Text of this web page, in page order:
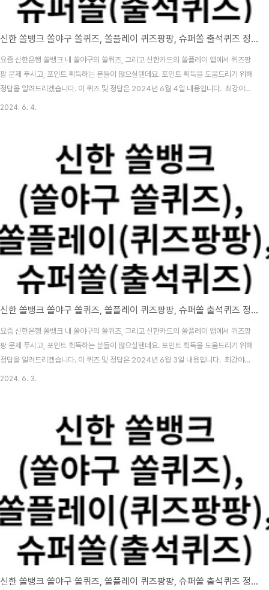
신한 쏠뱅크 쏠야구 쏠퀴즈, 쏠플레이 퀴즈팡팡, 슈퍼쏠 출석퀴즈 정답 6월 4일
요즘 신한은행 쏠뱅크 내 쏠야구의 쏠퀴즈, 그리고 신한카드의 쏠플레이 앱에서 퀴즈팡
팡 문제 푸시고, 포인트 획득하는 분들이 많으실텐데요. 포인트 획득을 도움드리기 위해
정답을 알려드리겠습니다. 이 퀴즈 및 정답은 2024년 6월 4일 내용입니다. 최강야구
시즌3 방송시간, 선수, 전적 총정리 목차 신한 쏠뱅크 쏠야구(쏠퀴즈) 6월 4일 문제 및
2024 KBO 프로야구, 자동투구판정(ABS) 시스템 도입! 기계가 스트라이크 볼 판정
2024 KBO는 이사회를 열고, 금년부터 도입할 제도를 확정지었습니다. 제도에는 눈여
2024. 6. 4.
신한 쏠뱅크 쏠야구 쏠퀴즈, 쏠플레이 퀴즈팡팡, 슈퍼쏠 출석퀴즈 정답 6월 3일
요즘 신한은행 쏠뱅크 내 쏠야구의 쏠퀴즈, 그리고 신한카드의 쏠플레이 앱에서 퀴즈팡
팡 문제 푸시고, 포인트 획득하는 분들이 많으실텐데요. 포인트 획득을 도움드리기 위해
정답을 알려드리겠습니다. 이 퀴즈 및 정답은 2024년 6월 3일 내용입니다. 최강야구
시즌3 방송시간, 선수, 전적 총정리 목차 신한 쏠뱅크 쏠야구(쏠퀴즈) 6월 3일 문제 및
자동투구판정(ABS) 시스템 도입! 기계가 스트라이크 볼 판정2024 KBO는 이사회를
열고, 금년부터 도입할 제도를 확정지었습니다. 제도에는 눈여겨볼만한 제도들이 많이
2024. 6. 3.
신한 쏠뱅크 쏠야구 쏠퀴즈, 쏠플레이 퀴즈팡팡, 슈퍼쏠 출석퀴즈 정답 6월 2일